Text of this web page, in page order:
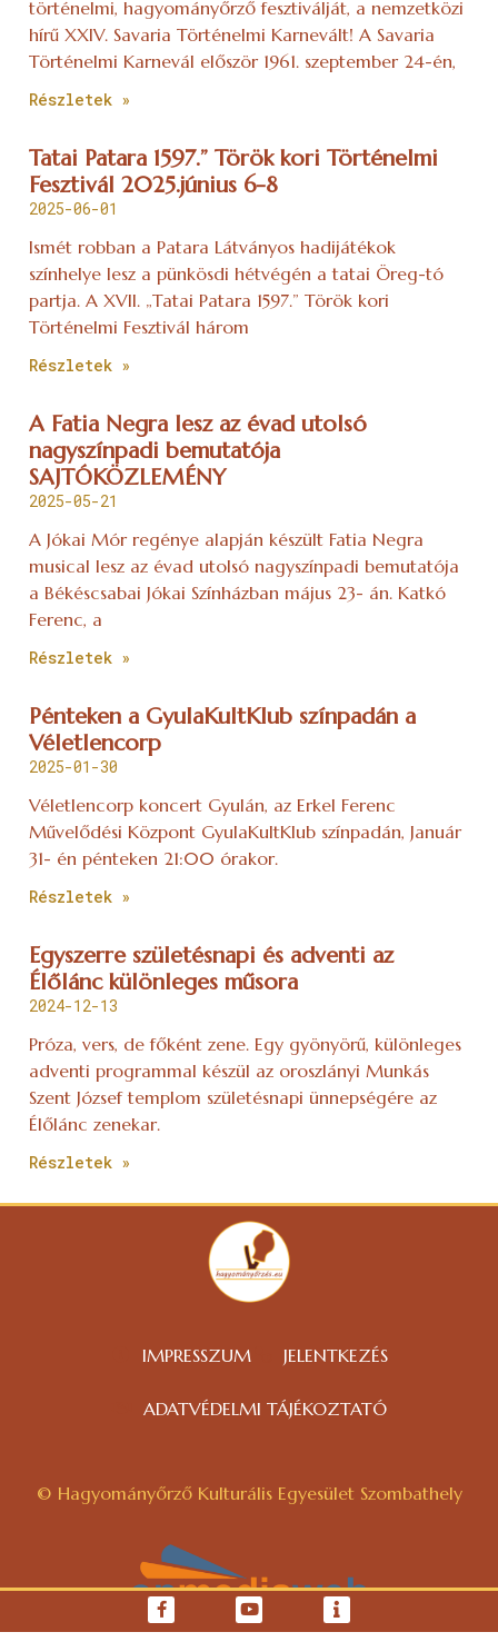
történelmi, hagyományőrző fesztiválját, a nemzetközi
hírű XXIV. Savaria Történelmi Karnevált! A Savaria
Történelmi Karnevál először 1961. szeptember 24-én,
Részletek »
Tatai Patara 1597.” Török kori Történelmi
Fesztivál 2025.június 6-8
2025-06-01
Ismét robban a Patara Látványos hadijátékok
színhelye lesz a pünkösdi hétvégén a tatai Öreg-tó
partja. A XVII. „Tatai Patara 1597.” Török kori
Történelmi Fesztivál három
Részletek »
A Fatia Negra lesz az évad utolsó
nagyszínpadi bemutatója
SAJTÓKÖZLEMÉNY
2025-05-21
A Jókai Mór regénye alapján készült Fatia Negra
musical lesz az évad utolsó nagyszínpadi bemutatója
a Békéscsabai Jókai Színházban május 23- án. Katkó
Ferenc, a
Részletek »
Pénteken a GyulaKultKlub színpadán a
Véletlencorp
2025-01-30
Véletlencorp koncert Gyulán, az Erkel Ferenc
Művelődési Központ GyulaKultKlub színpadán, Január
31- én pénteken 21:00 órakor.
Részletek »
Egyszerre születésnapi és adventi az
Élőlánc különleges műsora
2024-12-13
Próza, vers, de főként zene. Egy gyönyörű, különleges
adventi programmal készül az oroszlányi Munkás
Szent József templom születésnapi ünnepségére az
Élőlánc zenekar.
Részletek »
IMPRESSZUM JELENTKEZÉS
ADATVÉDELMI TÁJÉKOZTATÓ
© Hagyományőrző Kulturális Egyesület Szombathely
WEBOLDAL KÉSZÍTÉS